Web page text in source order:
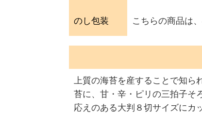
のし包装 こちらの商品は
上質の海苔を産することで知
苔に、甘・辛・ピリの三拍子そ
応えのある大判８切サイズにカ